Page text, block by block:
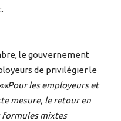
le gouvernement
de privilégier le
Pour les employeurs et
mesure, le retour en
formules mixtes